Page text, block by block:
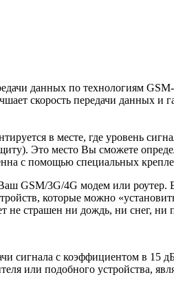
данных по технологиям
скорость передачи данных и
в месте, где уровень
Это место Вы сможете
с помощью специальных
GSM/3G/4G модем или роутер.
которые можно
не страшен ни дождь, ни снег, ни
сигнала с коэффициентом в 15
или подобного устройства,